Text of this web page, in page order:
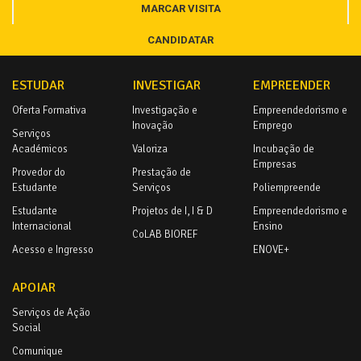
MARCAR VISITA
CANDIDATAR
ESTUDAR
Oferta Formativa
Serviços
Académicos
Provedor do
Estudante
Estudante
Internacional
Acesso e Ingresso
INVESTIGAR
Investigação e
Inovação
Valoriza
Prestação de
Serviços
Projetos de I, I & D
CoLAB BIOREF
EMPREENDER
Empreendedorismo e
Emprego
Incubação de
Empresas
Poliempreende
Empreendedorismo e
Ensino
ENOVE+
APOIAR
Serviços de Ação
Social
Comunique